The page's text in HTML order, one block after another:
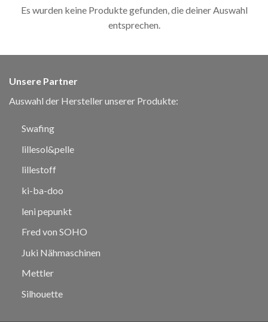
Es wurden keine Produkte gefunden, die deiner Auswahl
entsprechen.
Unsere Partner
Auswahl der Hersteller unserer Produkte:
Swafing
lillesol&pelle
lillestoff
ki-ba-doo
leni pepunkt
Fred von SOHO
Juki Nähmaschinen
Mettler
Silhouette